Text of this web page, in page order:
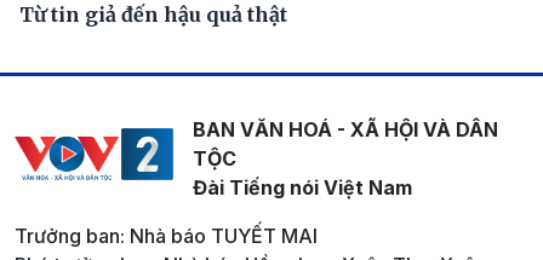
Từ tin giả đến hậu quả thật
BAN VĂN HOÁ - XÃ HỘI VÀ DÂN
TỘC
Đài Tiếng nói Việt Nam
Trưởng ban: Nhà báo TUYẾT MAI